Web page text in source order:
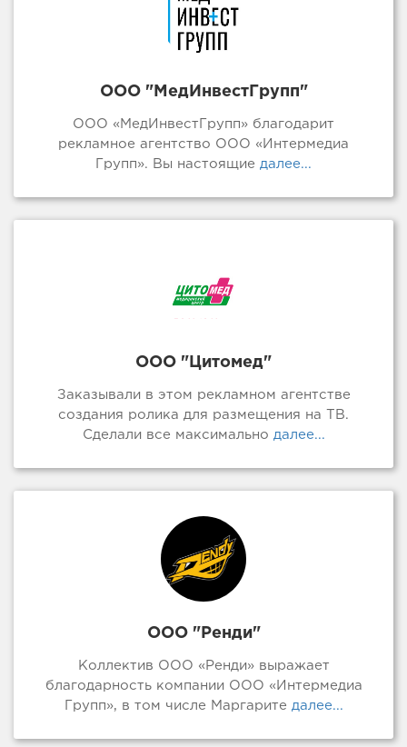
ООО "МедИнвестГрупп"
ООО «МедИнвестГрупп» благодарит
рекламное агентство ООО «Интермедиа
Групп». Вы настоящие далее...
ООО "Цитомед"
Заказывали в этом рекламном агентстве
создания ролика для размещения на ТВ.
Сделали все максимально далее...
ООО "Ренди"
Коллектив ООО «Ренди» выражает
благодарность компании ООО «Интермедиа
Групп», в том числе Маргарите далее...